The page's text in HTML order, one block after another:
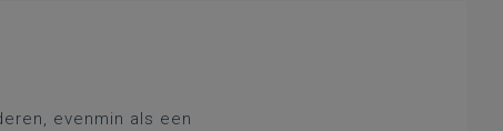
evenmin als een